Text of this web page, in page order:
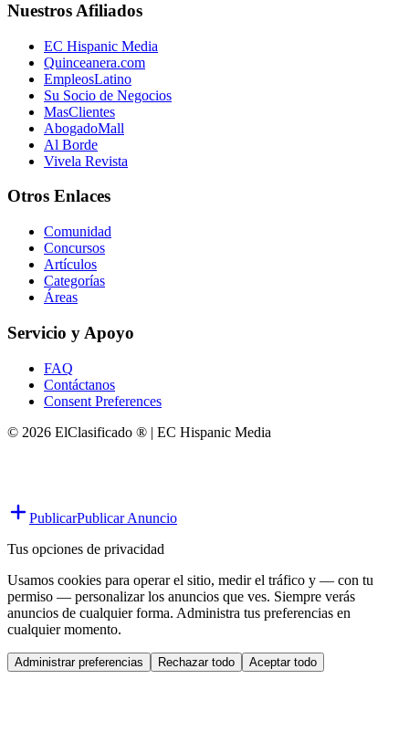
Nuestros Afiliados
EC Hispanic Media
Quinceanera.com
EmpleosLatino
Su Socio de Negocios
MasClientes
AbogadoMall
Al Borde
Vivela Revista
Otros Enlaces
Comunidad
Concursos
Artículos
Categorías
Áreas
Servicio y Apoyo
FAQ
Contáctanos
Consent Preferences
© 2026 ElClasificado ® | EC Hispanic Media
PublicarPublicar Anuncio
Tus opciones de privacidad
Usamos cookies para operar el sitio, medir el tráfico y — con tu
permiso — personalizar los anuncios que ves. Siempre verás
anuncios de cualquier forma. Administra tus preferencias en
cualquier momento.
Administrar preferencias Rechazar todo Aceptar todo